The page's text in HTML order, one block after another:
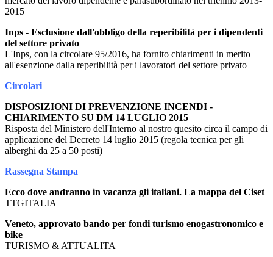
2015
Inps - Esclusione dall'obbligo della reperibilità per i dipendenti
del settore privato
L'Inps, con la circolare 95/2016, ha fornito chiarimenti in merito
all'esenzione dalla reperibilità per i lavoratori del settore privato
Circolari
DISPOSIZIONI DI PREVENZIONE INCENDI -
CHIARIMENTO SU DM 14 LUGLIO 2015
Risposta del Ministero dell'Interno al nostro quesito circa il campo di
applicazione del Decreto 14 luglio 2015 (regola tecnica per gli
alberghi da 25 a 50 posti)
Rassegna Stampa
Ecco dove andranno in vacanza gli italiani. La mappa del Ciset
TTGITALIA
Veneto, approvato bando per fondi turismo enogastronomico e
bike
TURISMO & ATTUALITA